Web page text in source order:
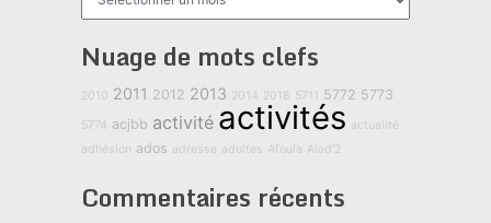
Nuage de mots clefs
2010 2011 2012 2013 2014 2018 5711 5772 5773
5774 acjbb activité activités actualité
adhésion ados adresse adultes Afoula Alad'2
Commentaires récents